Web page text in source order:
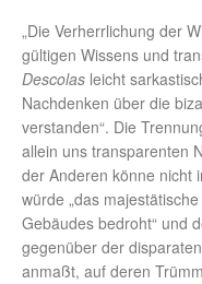
„Die Verherrlichung der
gültigen Wissens und
Descolas leicht
Nachdenken über die
verstanden“. Die
allein uns transparenten
der Anderen könne nicht
würde „das
Gebäudes bedroht“ und
gegenüber der
anmaßt, auf deren